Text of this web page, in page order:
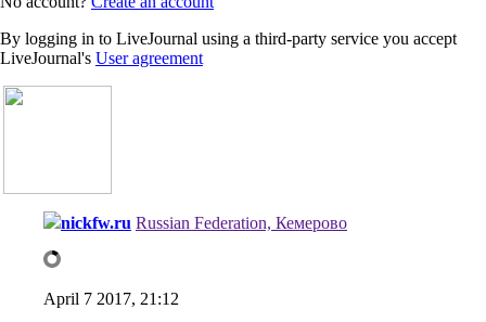
By logging in to LiveJournal using a third-party service you accept
LiveJournal's User agreement
nickfw.ru Russian Federation, Кемерово
April 7 2017, 21:12